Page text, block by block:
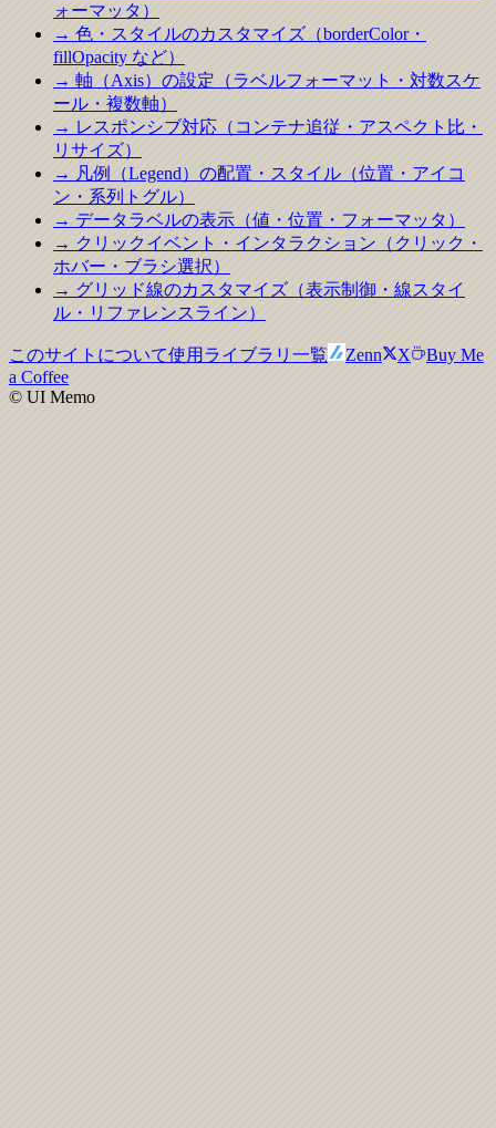
ォーマッタ）
→ 色・スタイルのカスタマイズ（borderColor・
fillOpacity など）
→ 軸（Axis）の設定（ラベルフォーマット・対数スケ
ール・複数軸）
→ レスポンシブ対応（コンテナ追従・アスペクト比・
リサイズ）
→ 凡例（Legend）の配置・スタイル（位置・アイコ
ン・系列トグル）
→ データラベルの表示（値・位置・フォーマッタ）
→ クリックイベント・インタラクション（クリック・
ホバー・ブラシ選択）
→ グリッド線のカスタマイズ（表示制御・線スタイ
ル・リファレンスライン）
このサイトについて使用ライブラリ一覧 Zenn X
Buy Me
a Coffee
© UI Memo